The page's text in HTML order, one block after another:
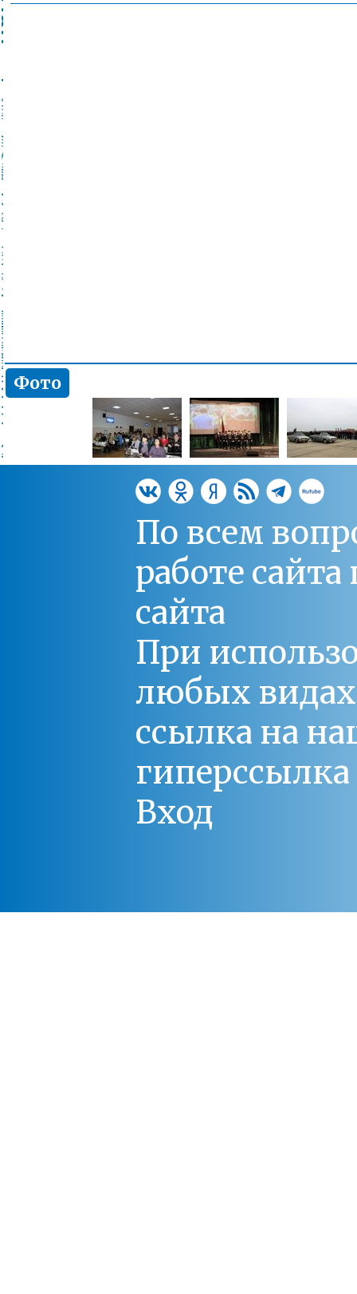
Фото
По всем
работе
сайта
При
любых
ссылка на
Вход